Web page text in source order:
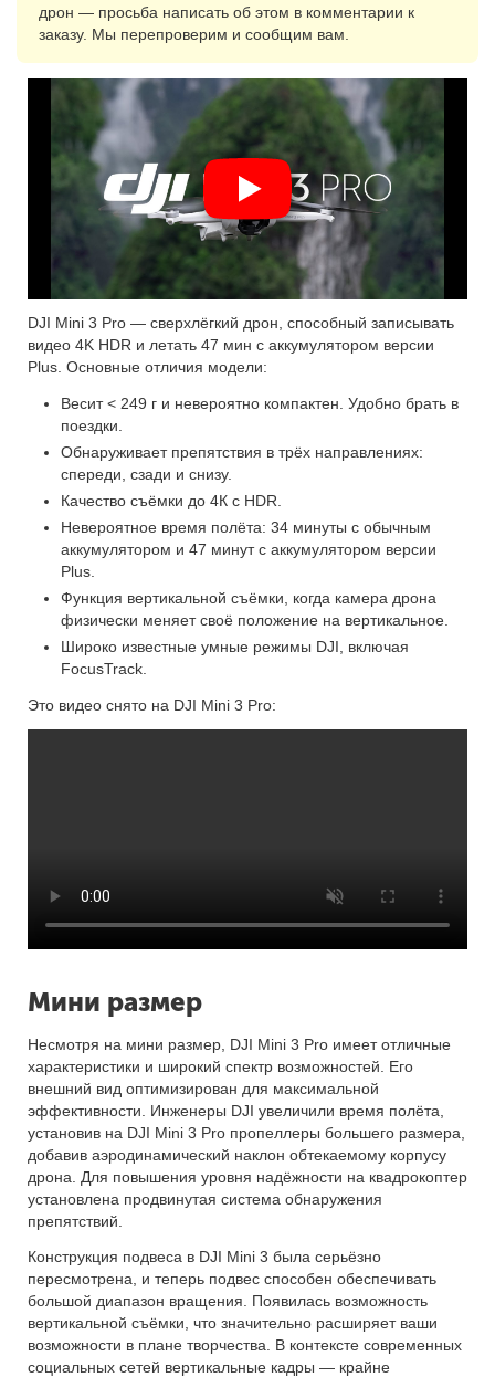
дрон — просьба написать об этом в комментарии к
заказу. Мы перепроверим и сообщим вам.
DJI Mini 3 Pro — сверхлёгкий дрон, способный записывать
видео 4K HDR и летать 47 мин с аккумулятором версии
Plus. Основные отличия модели:
Весит < 249 г и невероятно компактен. Удобно брать в
поездки.
Обнаруживает препятствия в трёх направлениях:
спереди, сзади и снизу.
Качество съёмки до 4К с HDR.
Невероятное время полёта: 34 минуты с обычным
аккумулятором и 47 минут с аккумулятором версии
Plus.
Функция вертикальной съёмки, когда камера дрона
физически меняет своё положение на вертикальное.
Широко известные умные режимы DJI, включая
FocusTrack.
Это видео снято на DJI Mini 3 Pro:
Мини размер
Несмотря на мини размер, DJI Mini 3 Pro имеет отличные
характеристики и широкий спектр возможностей. Его
внешний вид оптимизирован для максимальной
эффективности. Инженеры DJI увеличили время полёта,
установив на DJI Mini 3 Pro пропеллеры большего размера,
добавив аэродинамический наклон обтекаемому корпусу
дрона. Для повышения уровня надёжности на квадрокоптер
установлена продвинутая система обнаружения
препятствий.
Конструкция подвеса в DJI Mini 3 была серьёзно
пересмотрена, и теперь подвес способен обеспечивать
большой диапазон вращения. Появилась возможность
вертикальной съёмки, что значительно расширяет ваши
возможности в плане творчества. В контексте современных
социальных сетей вертикальные кадры — крайне